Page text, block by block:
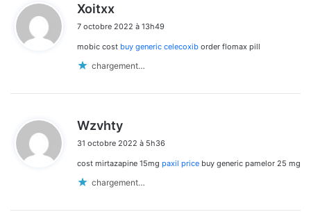
Xoitxx
t
7 octobre 2022 à 13h49
mobic cost buy generic celecoxib order flomax pill
chargement…
Wzvhty
t
31 octobre 2022 à 5h36
cost mirtazapine 15mg paxil price buy generic pamelor 25 mg
chargement…